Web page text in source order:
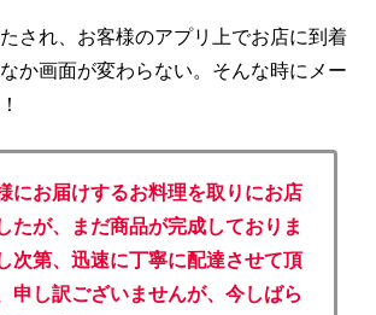
され、お客様のアプリ上でお店に到着
か画面が変わらない。そんな時にメー
にお届けするお料理を取りにお店
たが、まだ商品が完成しておりま
次第、迅速に丁寧に配達させて頂
申し訳ございませんが、今しばら